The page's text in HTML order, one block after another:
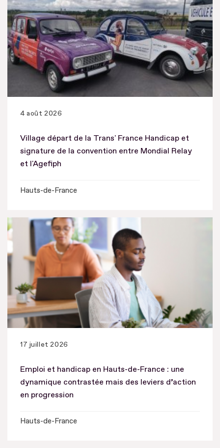
4 août 2026
Village départ de la Trans' France Handicap et
signature de la convention entre Mondial Relay
et l'Agefiph
Hauts-de-France
17 juillet 2026
Emploi et handicap en Hauts-de-France : une
dynamique contrastée mais des leviers d’action
en progression
Hauts-de-France